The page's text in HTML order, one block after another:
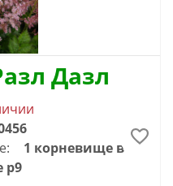
Дазл
1 корневище в
р9